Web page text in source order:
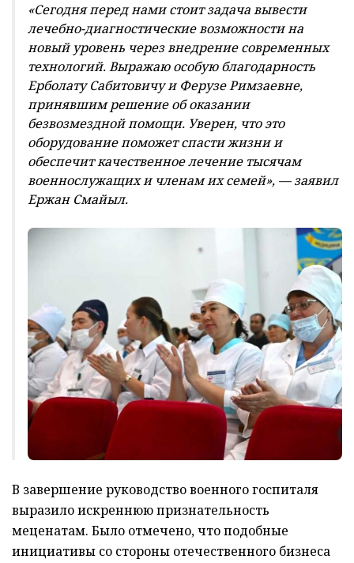
«Сегодня перед нами стоит задача вывести
лечебно-диагностические возможности на
новый уровень через внедрение современных
технологий. Выражаю особую благодарность
Ерболату Сабитовичу и Ферузе Римзаевне,
принявшим решение об оказании
безвозмездной помощи. Уверен, что это
оборудование поможет спасти жизни и
обеспечит качественное лечение тысячам
военнослужащих и членам их семей», — заявил
Ержан Смайыл.
В завершение руководство военного госпиталя
выразило искреннюю признательность
меценатам. Было отмечено, что подобные
инициативы со стороны отечественного бизнеса